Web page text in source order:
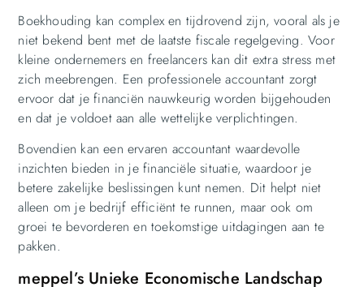
Boekhouding kan complex en tijdrovend zijn, vooral als je
niet bekend bent met de laatste fiscale regelgeving. Voor
kleine ondernemers en freelancers kan dit extra stress met
zich meebrengen. Een professionele accountant zorgt
ervoor dat je financiën nauwkeurig worden bijgehouden
en dat je voldoet aan alle wettelijke verplichtingen.
Bovendien kan een ervaren accountant waardevolle
inzichten bieden in je financiële situatie, waardoor je
betere zakelijke beslissingen kunt nemen. Dit helpt niet
alleen om je bedrijf efficiënt te runnen, maar ook om
groei te bevorderen en toekomstige uitdagingen aan te
pakken.
meppel’s Unieke Economische Landschap